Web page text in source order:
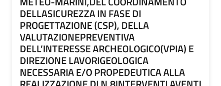
DELLASICUREZZA IN FASE DI
PROGETTAZIONE (CSP), DELLA
VALUTAZIONEPREVENTIVA
DELL’INTERESSE ARCHEOLOGICO(VPIA) E
DIREZIONE LAVORIGEOLOGICA
NECESSARIA E/O PROPEDEUTICA ALLA